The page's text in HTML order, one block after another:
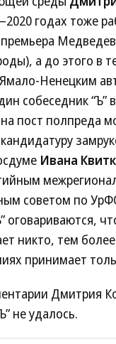
годах тоже
а до этого в
Ненецким
собеседник “Ъ”
пост полпреда
Ивана
советом по
оговариваются,
никто, тем
принимает
Дмитрия
не удалось.